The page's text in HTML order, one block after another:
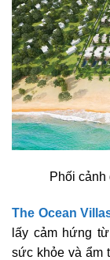
Phối
The Ocean
lấy cảm hứng
sức khỏe và ẩm